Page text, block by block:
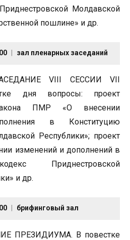
Молдавской
пошлине» и др.
зал пленарных заседаний
VIII СЕССИИ VII
дня вопросы: проект
закона ПМР «О внесении
в Конституцию
Республики»; проект
изменений и дополнений в
Приднестровской
и др.
брифинговый зал
ПРЕЗИДИУМА. В повестке